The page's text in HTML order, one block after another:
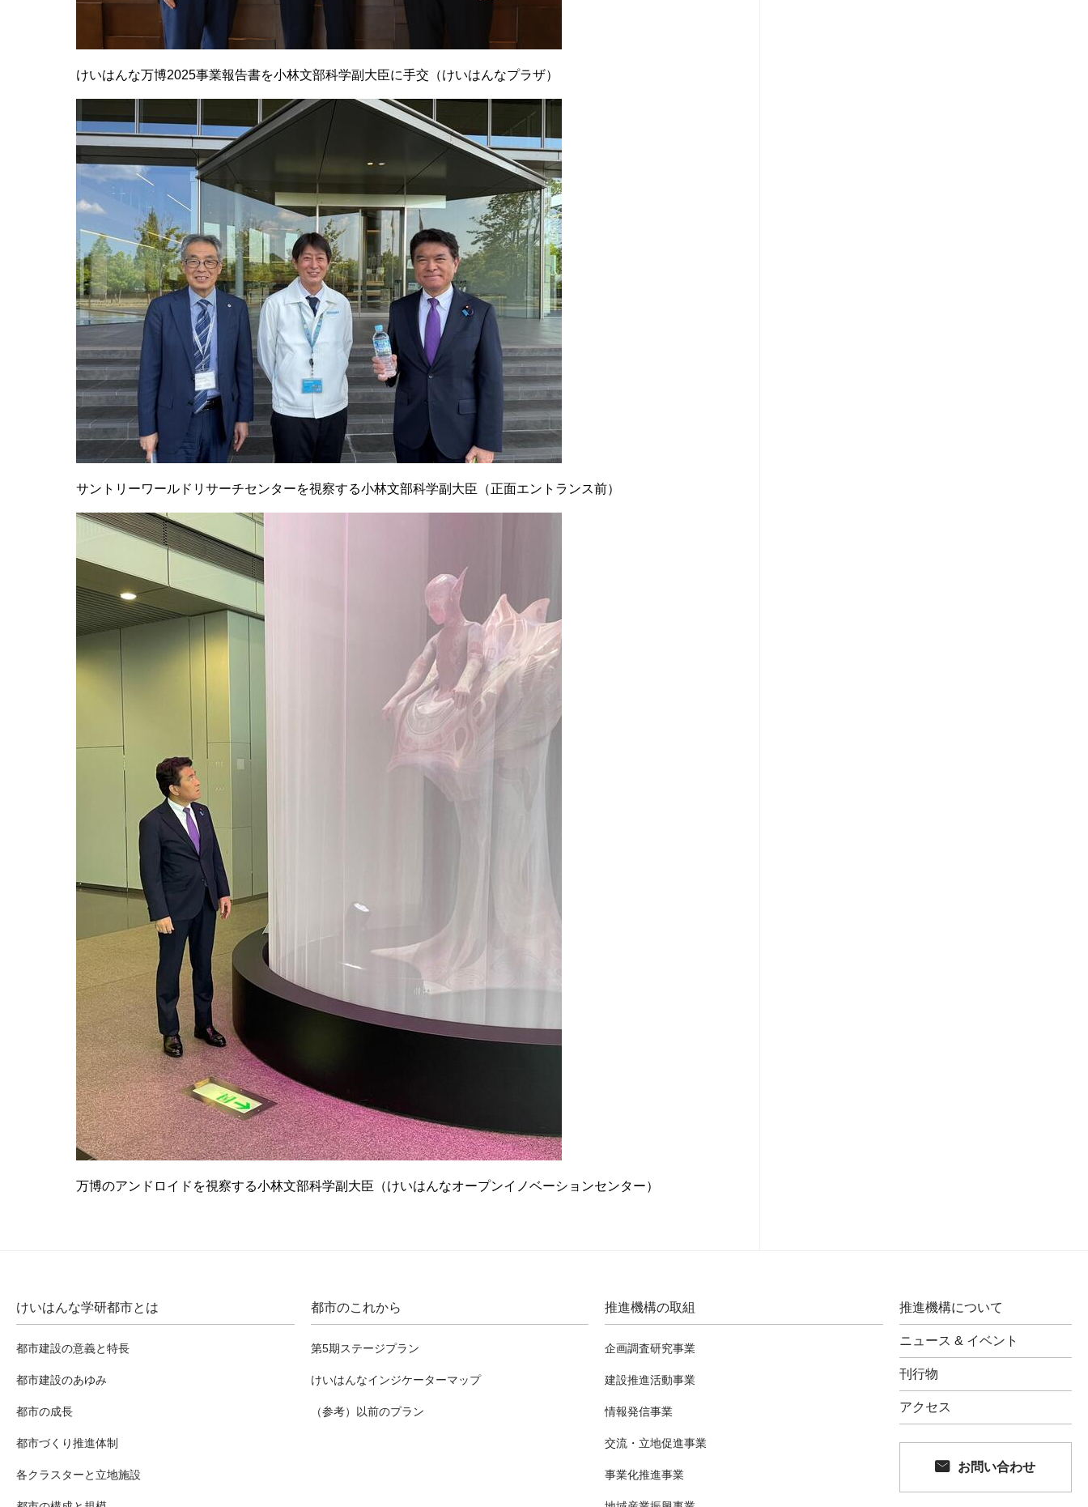
けいはんな万博2025事業報告書を小林文部科学副大臣に手交（けいはんなプラザ）
サントリーワールドリサーチセンターを視察する小林文部科学副大臣（正面エントランス前）
万博のアンドロイドを視察する小林文部科学副大臣（けいはんなオープンイノベーションセンター）
けいはんな学研都市とは
都市建設の意義と特長
都市建設のあゆみ
都市の成長
都市づくり推進体制
各クラスターと立地施設
都市のこれから
第5期ステージプラン
けいはんなインジケーターマップ
（参考）以前のプラン
推進機構の取組
企画調査研究事業
建設推進活動事業
情報発信事業
交流・立地促進事業
事業化推進事業
推進機構について
ニュース & イベント
刊行物
アクセス
お問い合わせ